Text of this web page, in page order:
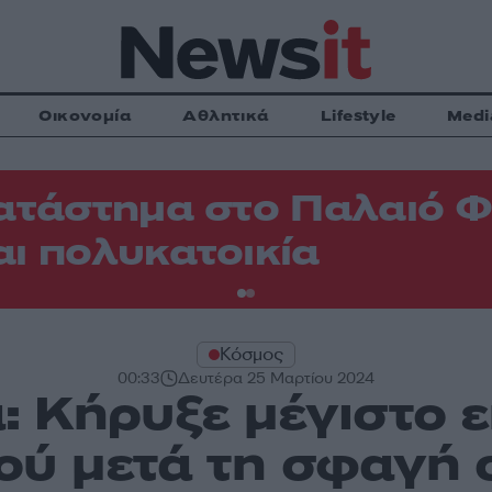
Οικονομία Αθλητικά Lifestyle
στο Παλαιό
πολυκατοικία
Κόσμος
00:33 Δευτέρα 25 Μαρτίου 2024
Κήρυξε μέγιστο
μετά τη σφαγή